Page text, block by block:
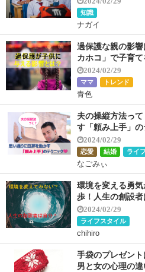
知識
ナガイ
過保護な親の影
カホコ」で子育
2024/02/29
ママ トレンド
青色
夫の操縦方法っ
す「頼み上手」
2024/02/29
恋愛 結婚 ライ
なごみぃ
環境を変える勇
歩！人生の創設者
2024/02/29
ライフスタイル
chihiro
手袋のプレゼン
男と女の心理の